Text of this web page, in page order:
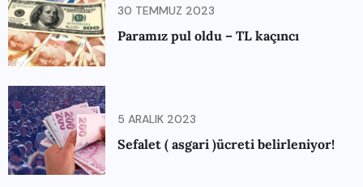
30 TEMMUZ 2023
Paramız pul oldu – TL kaçıncı
5 ARALIK 2023
Sefalet ( asgari )ücreti belirleniyor!